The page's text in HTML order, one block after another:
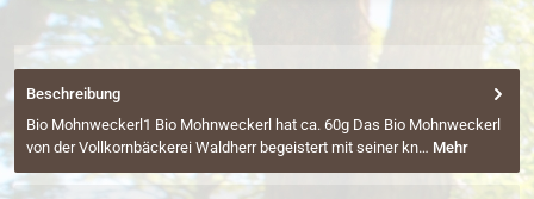
Beschreibung
Bio Mohnweckerl1 Bio Mohnweckerl hat ca. 60g Das Bio Mohnweckerl
von der Vollkornbäckerei Waldherr begeistert mit seiner kn… Mehr